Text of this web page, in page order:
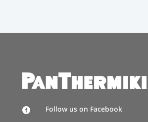
 Follow us on Facebook